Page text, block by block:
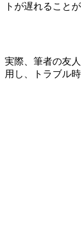
トが遅れること
実際、筆者の友
用し、トラブル